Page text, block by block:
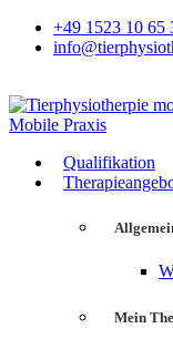
+49 1523 10 65
Qualifikation
Mein